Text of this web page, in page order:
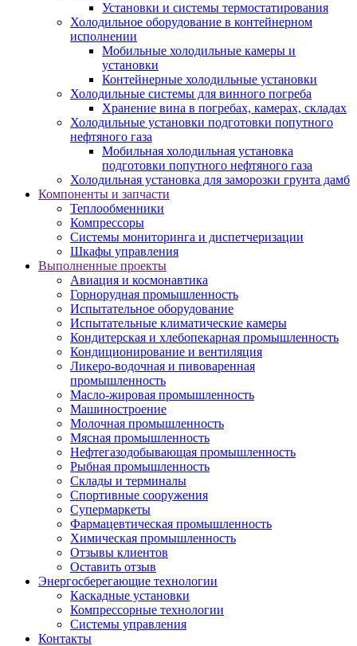
Установки и системы термостатирования
Холодильное оборудование в контейнерном
исполнении
Мобильные холодильные камеры и
установки
Контейнерные холодильные установки
Холодильные системы для винного погреба
Хранение вина в погребах, камерах, складах
Холодильные установки подготовки попутного
нефтяного газа
Мобильная холодильная установка
подготовки попутного нефтяного газа
Холодильная установка для заморозки грунта дамб
Компоненты и запчасти
Теплообменники
Компрессоры
Системы мониторинга и диспетчеризации
Шкафы управления
Выполненные проекты
Авиация и космонавтика
Горнорудная промышленность
Испытательное оборудование
Испытательные климатические камеры
Кондитерская и хлебопекарная промышленность
Кондиционирование и вентиляция
Ликеро-водочная и пивоваренная
промышленность
Масло-жировая промышленность
Машиностроение
Молочная промышленность
Мясная промышленность
Нефтегазодобывающая промышленность
Рыбная промышленность
Склады и терминалы
Спортивные сооружения
Супермаркеты
Фармацевтическая промышленность
Химическая промышленность
Отзывы клиентов
Оставить отзыв
Энергосберегающие технологии
Каскадные установки
Компрессорные технологии
Системы управления
Контакты